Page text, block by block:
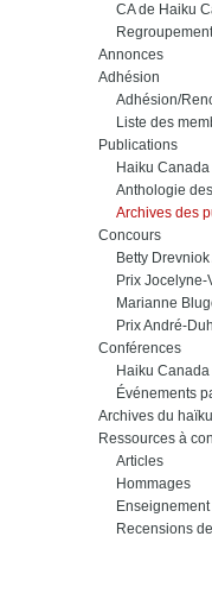
CA de Haiku
Annonces
Adhésion
Adhésion/
Liste des
Publications
Haiku Canada
Anthologie
Archives des
Concours
Betty Drevniok
Prix Jocelyne-
Marianne
Prix André-
Conférences
Haiku Canada
Événements
Archives du haïku
Ressources à
Articles
Hommages
Enseignement
Recensions